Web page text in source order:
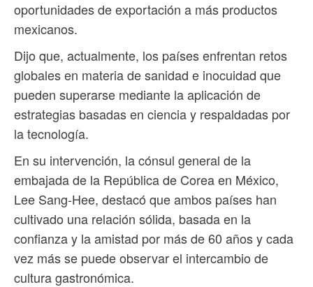
oportunidades de exportación a más productos
mexicanos.
Dijo que, actualmente, los países enfrentan retos
globales en materia de sanidad e inocuidad que
pueden superarse mediante la aplicación de
estrategias basadas en ciencia y respaldadas por
la tecnología.
En su intervención, la cónsul general de la
embajada de la República de Corea en México,
Lee Sang-Hee, destacó que ambos países han
cultivado una relación sólida, basada en la
confianza y la amistad por más de 60 años y cada
vez más se puede observar el intercambio de
cultura gastronómica.